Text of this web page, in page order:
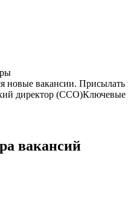
новые вакансии. Присылать
директор (CCO)Ключевые
вакансий